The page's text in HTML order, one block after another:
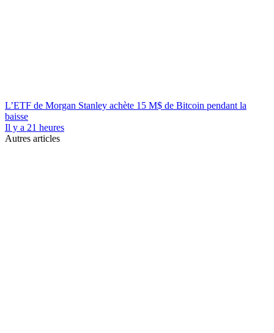
L’ETF de Morgan Stanley achète 15 M$ de Bitcoin pendant la
baisse
Il y a 21 heures
Autres articles